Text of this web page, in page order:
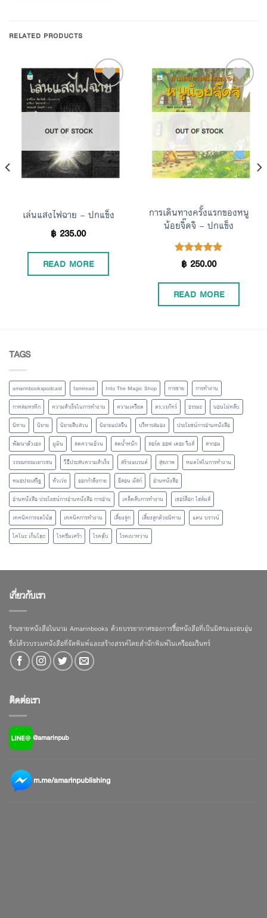
RELATED PRODUCTS
OUT OF STOCK
เล่นแสงไฟฉาย – ปกแข็ง
฿235.00
READ MORE
OUT OF STOCK
การเดินทางครั้งแรกของหนู
น้อยจิ๊ดจิ – ปกแข็ง
Rated5.00
฿250.00
READ MORE
TAGS
amarinbookspodcast famiread Into The Magic Shop การขาย
การทำงาน
กาหลมหรทึก
ความสำเร็จในการทำงาน ความเครียด ดร.วรภัทร์ ธรรมะ
นอนไม่หลับ
นิทาน
นิยาย นิยายสืบสวน นิยายแปลจีน บริหารสมอง
ประโยชน์การอ่านหนังสือ
พัฒนาตัวเอง
มูมิน ลดความอ้วน ลดน้ำหนัก ลอร์ด ออฟ เดอะ ริงส์
ลากอม
วรรณกรรมเยาวชน
วิธีประสบความสำเร็จ สร้างแบรนด์ สุขภาพ
หมดไฟในการทำงาน
หมอประเสริฐ
หัวเว่ย ออกกำลังกาย อีลอน มัสก์
อ่านหนังสือ
อ่านหนังสือ ประโยชน์การอ่านหนังสือ การอ่าน
เคล็ดลับการทำงาน
เชอร์ล็อก โฮล์มส์
เทคนิคการจดโน้ต
เทคนิคการทำงาน เลี้ยงลูก เลี้ยงลูกด้วยนิทาน
แดน บราวน์
โคโนะ เก็นโตะ
โรคซึมเศร้า โรคตับ โรคเบาหวาน
เกี่ยวกับเรา
ร้านขายหนังสือในนาม Amarinbooks ด้วยบรรยากาศของการซื้อหนังสือที่เป็นมิตรและอบอุ่น
ซึ่งได้รวบรวมหนังสือที่จัดพิมพ์และสร้างสรรค์โดยสำนักพิมพ์ในเครืออมรินทร์
ติดต่อเรา
@amarinpub
m.me/amarinpublishing